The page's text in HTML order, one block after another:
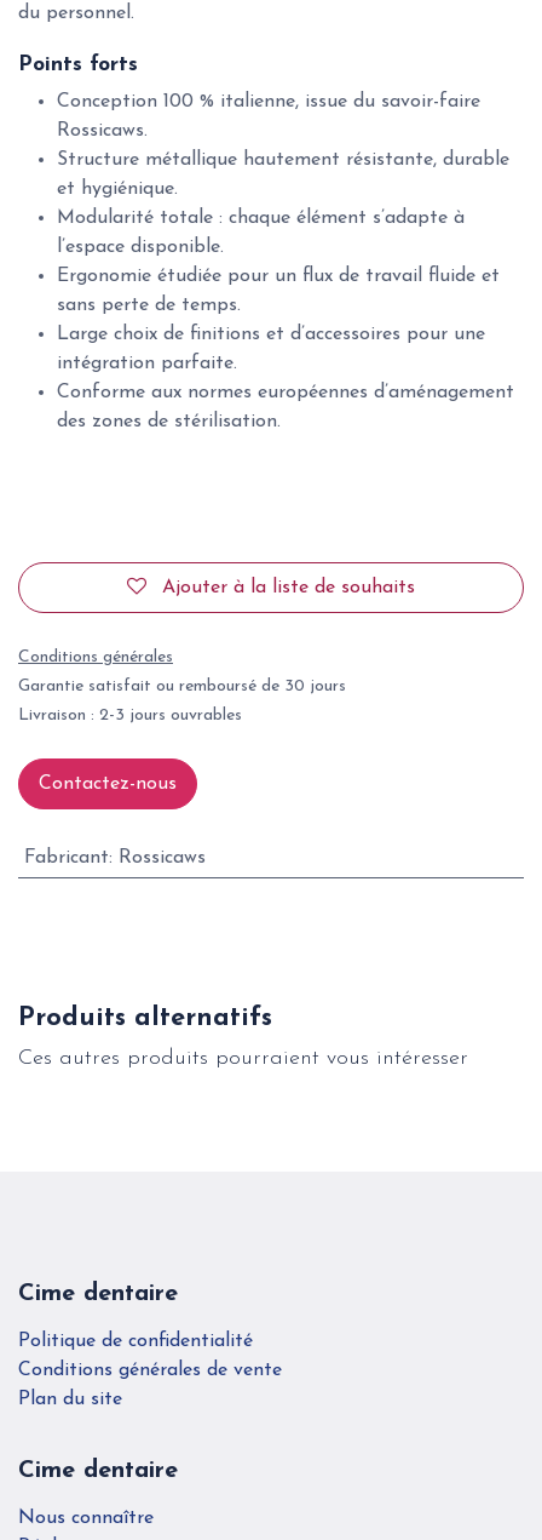
du personnel.
Points forts
Conception 100 % italienne, issue du savoir-faire
Rossicaws.
Structure métallique hautement résistante, durable
et hygiénique.
Modularité totale : chaque élément s’adapte à
l’espace disponible.
Ergonomie étudiée pour un flux de travail fluide et
sans perte de temps.
Large choix de finitions et d’accessoires pour une
intégration parfaite.
Conforme aux normes européennes d’aménagement
des zones de stérilisation.
Ajouter à la liste de souhaits
Conditions générales
Garantie satisfait ou remboursé de 30 jours
Livraison : 2-3 jours ouvrables
Contactez-nous
Fabricant: Rossicaws
Produits alternatifs
Ces autres produits pourraient vous intéresser
Cime dentaire
Politique de confidentialité
Conditions générales de vente
Plan du site
Cime dentaire
Nous connaître